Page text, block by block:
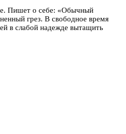
Пишет о себе: «Обычный
грез. В свободное время
в слабой надежде вытащить